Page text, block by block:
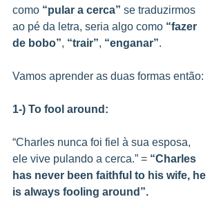
como “pular a cerca” se traduzirmos
ao pé da letra, seria algo como “fazer
de bobo”, “trair”, “enganar”.
Vamos aprender as duas formas então:
1-) To fool around:
“Charles nunca foi fiel à sua esposa,
ele vive pulando a cerca.” = “Charles
has never been faithful to his wife, he
is always fooling around”.